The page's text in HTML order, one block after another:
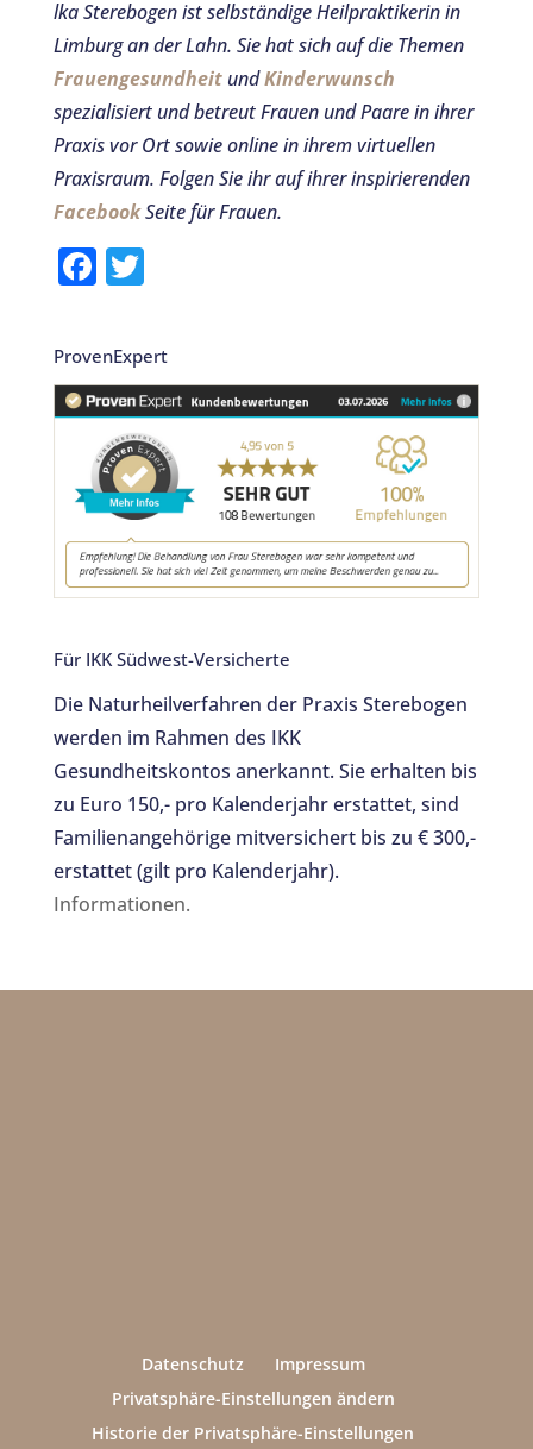
lka Sterebogen ist selbständige Heilpraktikerin in
Limburg an der Lahn. Sie hat sich auf die Themen
FrauengesundheitundKinderwunsch
spezialisiert und betreut Frauen und Paare in ihrer
Praxis vor Ort sowie online in ihrem virtuellen
Praxisraum. Folgen Sie ihr auf ihrer inspirierenden
FacebookSeite für Frauen.
F
c
e
b
o
o
k
T
it
te
r
ProvenExpert
Für IKK Südwest-Versicherte
Die Naturheilverfahren der Praxis Sterebogen
werden im Rahmen des IKK
Gesundheitskontos anerkannt. Sie erhalten bis
zu Euro 150,- pro Kalenderjahr erstattet, sind
Familienangehörige mitversichert bis zu € 300,-
erstattet (gilt pro Kalenderjahr).
Informationen.
Datenschutz
Impressum
Privatsphäre-Einstellungen ändern
Historie der Privatsphäre-Einstellungen